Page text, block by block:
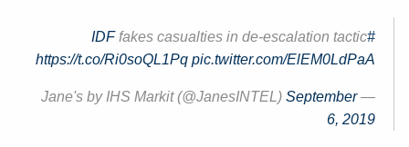
#IDF
fakes casualties in de-escalation tactic
https://t.co/Ri0soQL1Pq pic.twitter.com/ElEM0LdPaA
— Jane's by IHS Markit (@JanesINTEL)
September
6, 2019